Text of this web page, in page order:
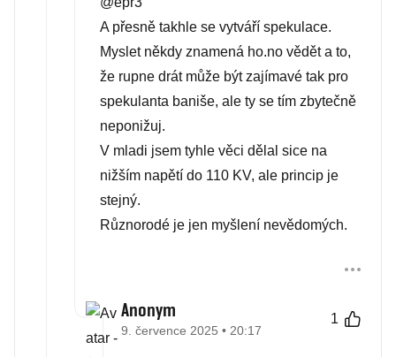
A přesně takhle se vytváří spekulace.
Myslet někdy znamená ho.no vědět a to,
že rupne drát může být zajímavé tak pro
spekulanta baniše, ale ty se tím zbytečně
neponižuj.
V mladi jsem tyhle věci dělal sice na
nižším napětí do 110 KV, ale princip je
stejný.
Různorodé je jen myšlení nevědomých.
Anonym
9. července 2025 • 20:17
1